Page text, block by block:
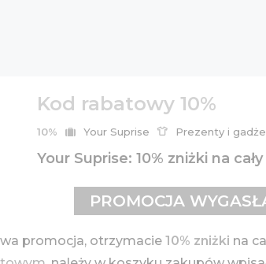
Kod rabatowy 10%
10% Your Suprise Prezenty i
Your Suprise: 10% zniżki na
promocja, otrzymacie 10% zniżki na
PROMOCJA